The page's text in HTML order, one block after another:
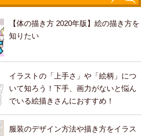
【体の描き方 2020年版】絵の描き方を
知りたい
イラストの「上手さ」や「絵柄」につ
いて知ろう！下手、画力がないと悩ん
でいる絵描きさんにおすすめ！
服装のデザイン方法や描き方をイラス